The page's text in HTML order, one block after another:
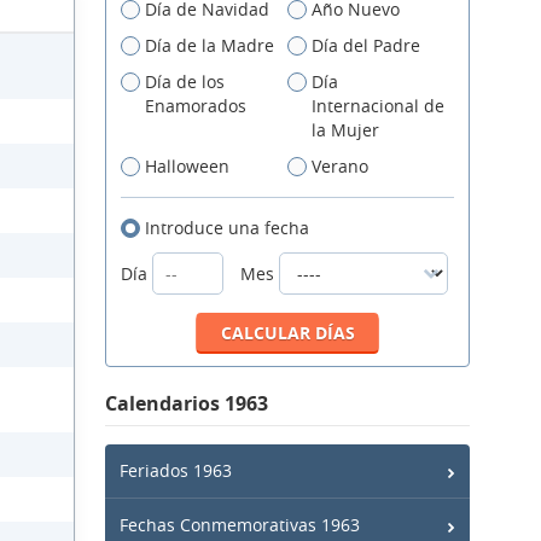
Día de Navidad
Año Nuevo
Día de la Madre
Día del Padre
Día de los
Enamorados
Día
Internacional de
la Mujer
Halloween
Verano
Introduce una fecha
Día
Mes
Calendarios 1963
Feriados 1963
Fechas Conmemorativas 1963